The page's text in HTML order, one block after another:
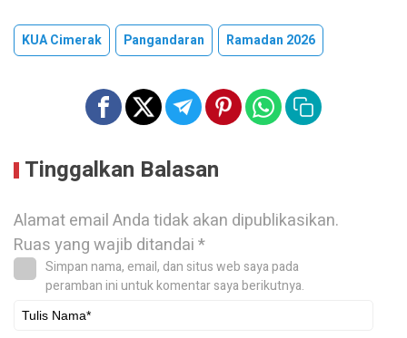
KUA Cimerak Pangandaran Ramadan 2026
Tinggalkan Balasan
Alamat email Anda tidak akan dipublikasikan.
Ruas yang wajib ditandai*
Simpan nama, email, dan situs web saya pada
peramban ini untuk komentar saya berikutnya.